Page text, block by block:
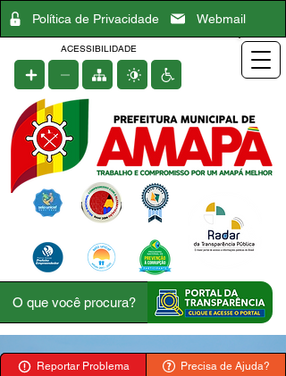
Política de Privacidade Webmail
ACESSIBILIDADE
Reportar Problema Precisa de Ajuda?